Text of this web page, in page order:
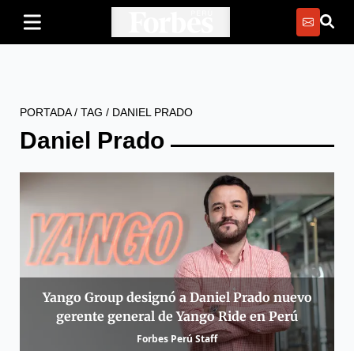
PORTADA/ TAG / DANIEL PRADO
Daniel Prado
Yango Group designó a Daniel Prado nuevo
gerente general de Yango Ride en Perú
Forbes Perú Staff